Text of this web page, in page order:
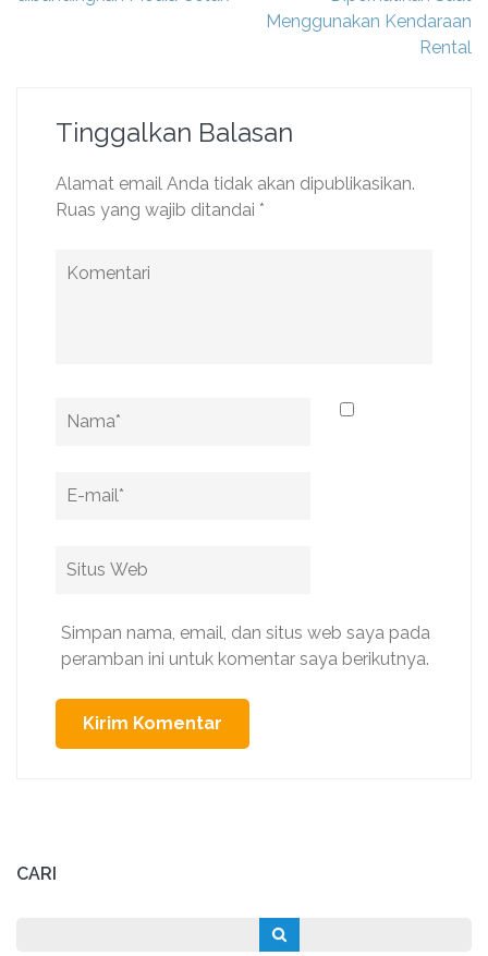
Menggunakan Kendaraan
Rental
Tinggalkan Balasan
Alamat email Anda tidak akan dipublikasikan.
Ruas yang wajib ditandai *
Komentari
Name
Email
Situs
Simpan nama, email, dan situs web saya pada
peramban ini untuk komentar saya berikutnya.
CARI